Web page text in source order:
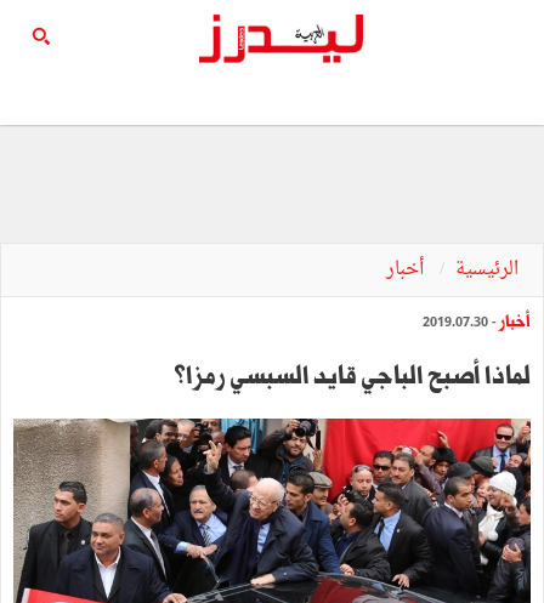
الرئيسية أخبار
أخبار - 2019.07.30
لماذا أصبح الباجي قايد السبسي رمزا؟